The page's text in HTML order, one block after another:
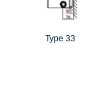
Type 33